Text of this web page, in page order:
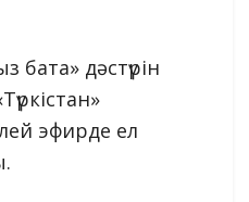
бата» дәстүрін
эфирде ел